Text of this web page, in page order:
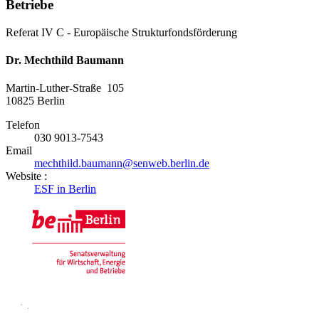
Betriebe
Referat IV C - Europäische Strukturfondsförderung
Dr. Mechthild Baumann
Martin-Luther-Straße 105
10825 Berlin
Telefon
030 9013-7543
Email
mechthild.baumann@senweb.berlin.de
Website :
ESF in Berlin